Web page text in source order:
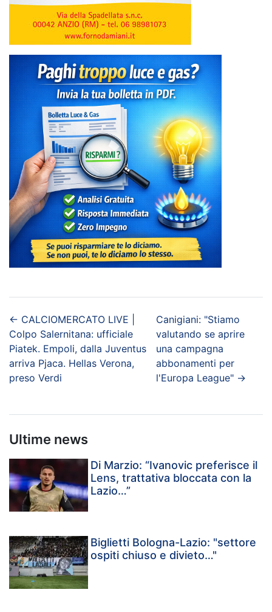
← CALCIOMERCATO LIVE |
Colpo Salernitana: ufficiale
Piatek. Empoli, dalla Juventus
arriva Pjaca. Hellas Verona,
preso Verdi
Canigiani: "Stiamo
valutando se aprire
una campagna
abbonamenti per
l'Europa League"→
Ultime news
Di Marzio: “Ivanovic preferisce il
Lens, trattativa bloccata con la
Lazio…”
Biglietti Bologna-Lazio: "settore
ospiti chiuso e divieto…"